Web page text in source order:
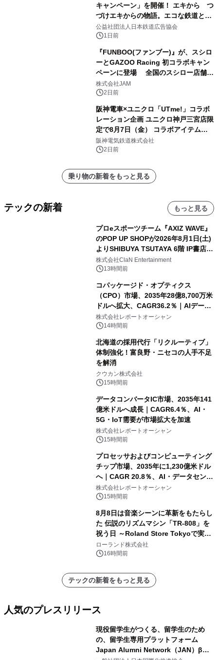
キャンペーン」を開催！ エキから つ
づけエキからの物語。エコな鉄道とと
もに。
公益社団法人日本鉄道広告協会
1日前
『FUNBOO(ファンブー)』が、スシロ
ーとGAZOO Racing 初コラボキャン
ペーンに登場 全国のスシロー店舗で
GR 4車種の FUNBOO(ミニカー)付き
メニューが展開されます
株式会社JAM
2日前
阪神電車×ユニクロ「UTme!」コラボ
レーション企画 ユニクロ神戸三宮店限
定で8月7日（金） コラボアイテムが
発売決定！
阪神電気鉄道株式会社
2日前
乗り物の新着をもっと見る
テックの新着 もっと見る
プロeスポーツチーム『AXIZ WAVE』
のPOP UP SHOPが2026年8月1日(土)
よりSHIBUYA TSUTAYA 6階 IP書店で
開催決定！！
株式会社ClaN Entertainment
13時間前
コパッケージド・オプティクス
（CPO）市場、2035年28億8,700万米
ドルへ拡大、CAGR36.2％｜AIデータ
センター・高速光通信需要が成長を加
速
株式会社レポートオーシャン
14時間前
北海道の採用代行「リクルーティブ」
体制強化！富良野・ニセコの人手不足
を解消
クウカン株式会社
15時間前
データコンバータIC市場、2035年141
億米ドルへ成長｜CAGR6.4％、AI・
5G・IoT需要が市場拡大を加速
株式会社レポートオーシャン
15時間前
プロセッサおよびコンピューティング
チップ市場、2035年に1,230億米ドル
へ｜CAGR 20.8％、AI・データセンタ
ー需要が成長を牽引
株式会社レポートオーシャン
15時間前
8月8日は音楽シーンに革新をもたらし
た 伝説のリズムマシン「TR-808」を
祝う日 ～Roland Store Tokyoで実機
を展示しての 記念キャンペーンを開
催 英国ラジオ「NTS」の 特別プログ
アーティストを フィーチャーしたアニ
メーションを公開～
ローランド株式会社
16時間前
テックの新着をもっと見る
人気のプレスリリース
現役留学生がつくる、留学生のため
の、留学生専用プラットフォーム
Japan Alumni Network（JAN）β版